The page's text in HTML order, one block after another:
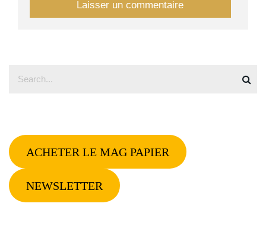
ACHETER LE MAG PAPIER
NEWSLETTER